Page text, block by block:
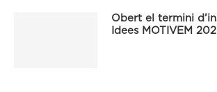
Obert el termini
Idees MOTIVEM